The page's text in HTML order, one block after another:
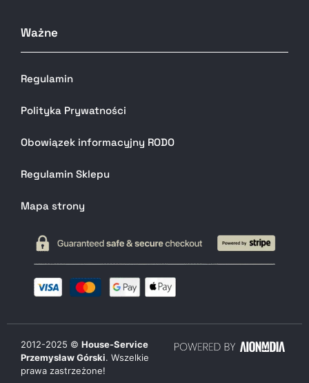
Ważne
Regulamin
Polityka Prywatności
Obowiązek informacyjny RODO
Regulamin Sklepu
Mapa strony
2012-2025 © House-Service
Przemysław Górski. Wszelkie
prawa zastrzeżone!